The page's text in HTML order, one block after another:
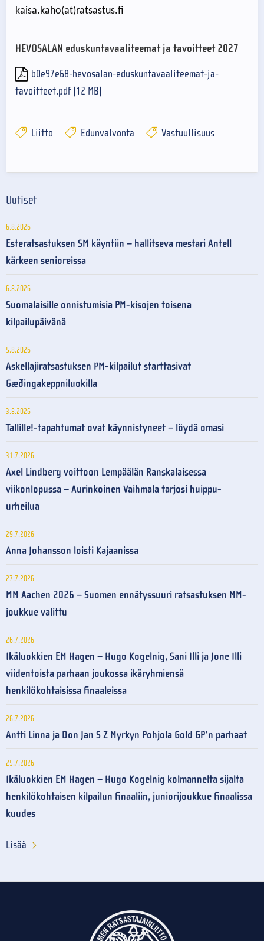
kaisa.kaho(at)ratsastus.fi
HEVOSALAN eduskuntavaaliteemat ja tavoitteet 2027
b0e97e68-hevosalan-eduskuntavaaliteemat-ja-
tavoitteet.pdf (12 MB)
Liitto Edunvalvonta Vastuullisuus
Uutiset
6.8.2026
Esteratsastuksen SM käyntiin – hallitseva mestari Antell
kärkeen senioreissa
6.8.2026
Suomalaisille onnistumisia PM-kisojen toisena
kilpailupäivänä
5.8.2026
Askellajiratsastuksen PM-kilpailut starttasivat
Gæðingakeppniluokilla
3.8.2026
Tallille!-tapahtumat ovat käynnistyneet – löydä omasi
31.7.2026
Axel Lindberg voittoon Lempäälän Ranskalaisessa
viikonlopussa – Aurinkoinen Vaihmala tarjosi huippu-
urheilua
29.7.2026
Anna Johansson loisti Kajaanissa
27.7.2026
MM Aachen 2026 – Suomen ennätyssuuri ratsastuksen MM-
joukkue valittu
26.7.2026
Ikäluokkien EM Hagen – Hugo Kogelnig, Sani Illi ja Jone Illi
viidentoista parhaan joukossa ikäryhmiensä
henkilökohtaisissa finaaleissa
26.7.2026
Antti Linna ja Don Jan S Z Myrkyn Pohjola Gold GP’n parhaat
25.7.2026
Ikäluokkien EM Hagen – Hugo Kogelnig kolmannelta sijalta
henkilökohtaisen kilpailun finaaliin, juniorijoukkue finaalissa
kuudes
Lisää